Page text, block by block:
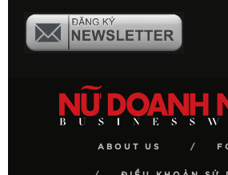
ABOUT US